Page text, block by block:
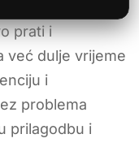
prati i
već dulje vrijeme
i
problema
prilagodbu i